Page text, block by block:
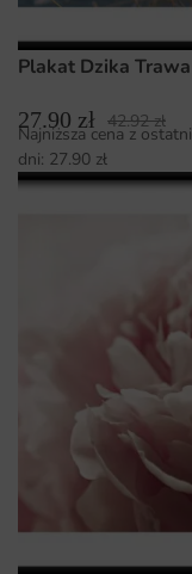
Plakat Dzika Trawa
27.90 zł 42.92zł
Najniższa cena z
dni: 27.90 zł